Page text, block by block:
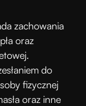
zachowania
oraz
do
fizycznej
oraz inne